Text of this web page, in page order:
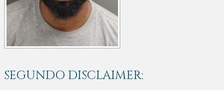
SEGUNDO DISCLAIMER: